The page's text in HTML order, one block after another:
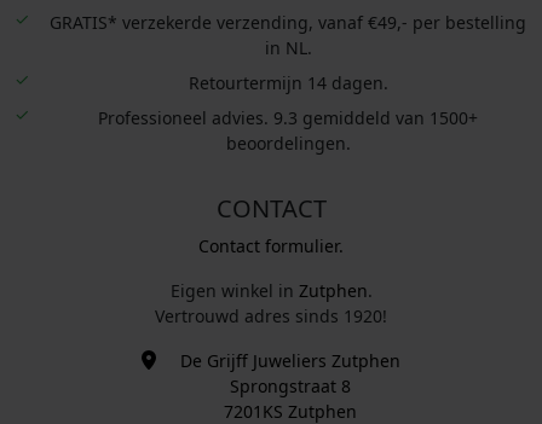
GRATIS* verzekerde verzending, vanaf €49,- per bestelling
in NL.
Retourtermijn 14 dagen.
Professioneel advies. 9.3 gemiddeld van 1500+
beoordelingen.
CONTACT
Contact formulier.
Eigen winkel in Zutphen.
Vertrouwd adres sinds 1920!
De Grijff Juweliers Zutphen
Sprongstraat 8
7201KS Zutphen